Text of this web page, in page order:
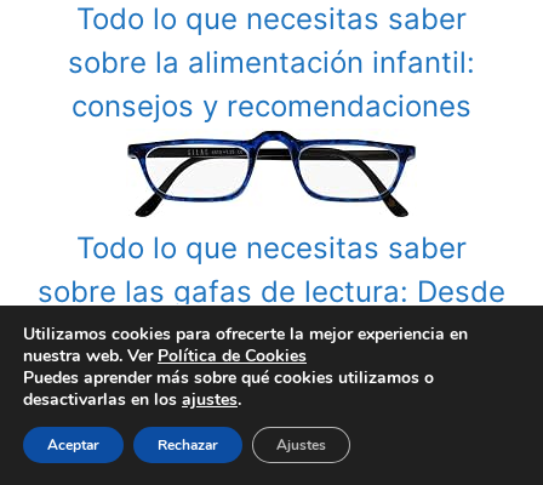
Todo lo que necesitas saber
sobre la alimentación infantil:
consejos y recomendaciones
Todo lo que necesitas saber
sobre las gafas de lectura: Desde
su historia hasta tu estilo
personal
Categories
Apósitos Avanzados,Curación y Vendaje
Utilizamos cookies para ofrecerte la mejor experiencia en
nuestra web. Ver Política de Cookies
Puedes aprender más sobre qué cookies utilizamos o
desactivarlas en los ajustes.
Aceptar Rechazar Ajustes